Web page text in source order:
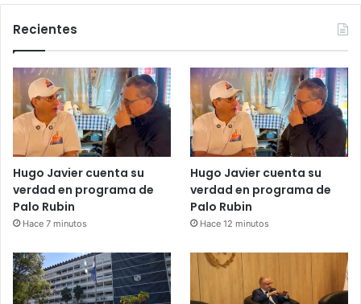
Recientes
Hugo Javier cuenta su
verdad en programa de
Palo Rubin
Hace 7 minutos
Hugo Javier cuenta su
verdad en programa de
Palo Rubin
Hace 12 minutos